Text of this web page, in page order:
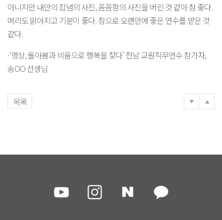
아니지만 내안의 잡념의 사진, 꼼꼼함의 사진을 버린 것 같아 참 좋다.
머리도 맑아지고 기분이 좋다. 참으로 오랜만에 좋은 연수를 받은 것
같다.
-‘명상, 돌아봄과 비움으로 행복을 찾다’ 전남 교원직무연수 참가자,
송OO 선생님
목록